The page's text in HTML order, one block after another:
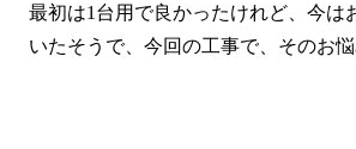
最初は1台用で良かったけれど、今は
いたそうで、今回の工事で、そのお